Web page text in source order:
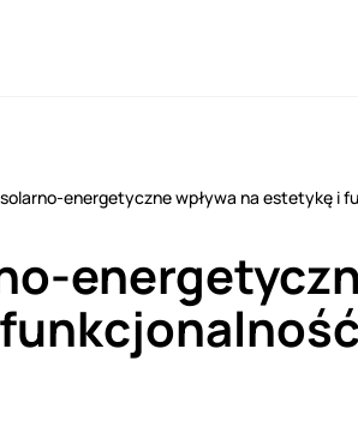
energetyczne wpływa na estetykę i